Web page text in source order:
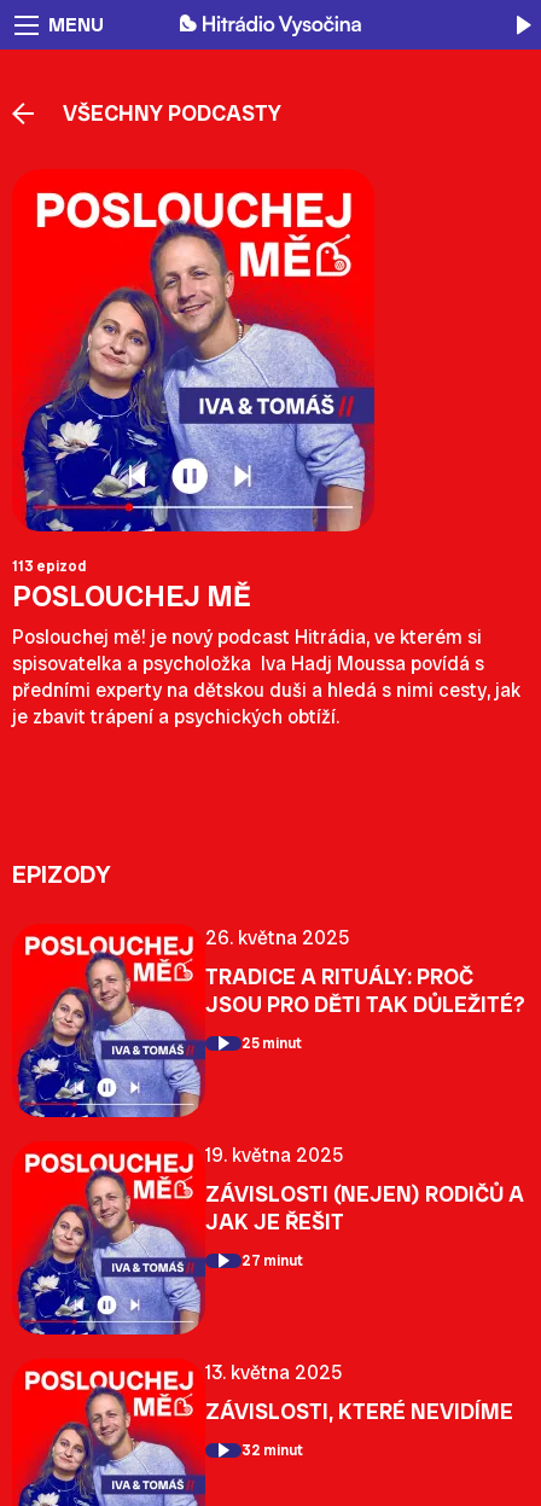
MENU
VŠECHNY PODCASTY
113 epizod
POSLOUCHEJ MĚ
Poslouchej mě! je nový podcast Hitrádia, ve kterém si
spisovatelka a psycholožka Iva Hadj Moussa povídá s
předními experty na dětskou duši a hledá s nimi cesty, jak
je zbavit trápení a psychických obtíží.
EPIZODY
26. května 2025
TRADICE A RITUÁLY: PROČ
JSOU PRO DĚTI TAK DŮLEŽITÉ?
25 minut
19. května 2025
ZÁVISLOSTI (NEJEN) RODIČŮ A
JAK JE ŘEŠIT
27 minut
13. května 2025
ZÁVISLOSTI, KTERÉ NEVIDÍME
32 minut